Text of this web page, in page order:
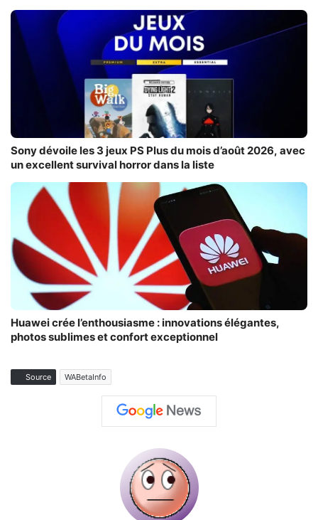
Sony dévoile les 3 jeux PS Plus du mois d’août 2026, avec
un excellent survival horror dans la liste
Huawei crée l’enthousiasme : innovations élégantes,
photos sublimes et confort exceptionnel
Source WABetaInfo